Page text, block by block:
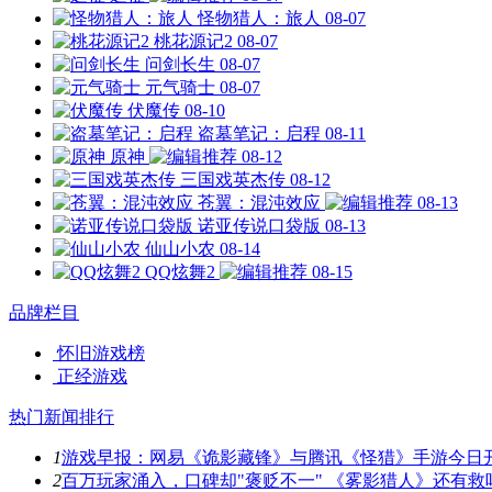
怪物猎人：旅人 08-07
桃花源记2 08-07
问剑长生 08-07
元气骑士 08-07
伏魔传 08-10
盗墓笔记：启程 08-11
原神
08-12
三国戏英杰传 08-12
苍翼：混沌效应
08-13
诺亚传说口袋版 08-13
仙山小农 08-14
QQ炫舞2
08-15
品牌栏目
怀旧游戏榜
正经游戏
热门新闻排行
1游戏早报：网易《诡影藏锋》与腾讯《怪猎》手游今日
2百万玩家涌入，口碑却"褒贬不一" 《雾影猎人》还有救